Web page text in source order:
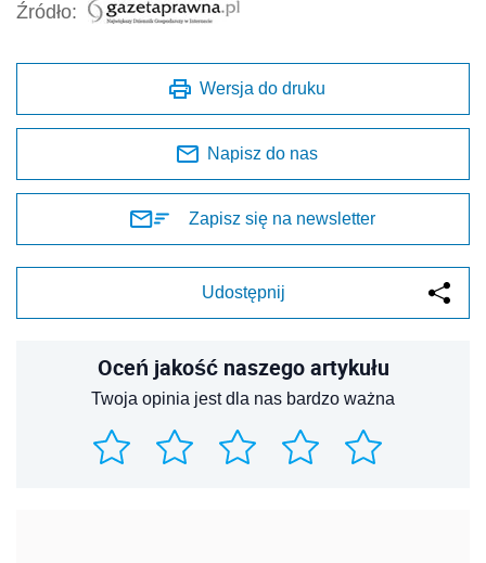
Źródło:
Wersja do druku
Napisz do nas
Zapisz się na newsletter
Udostępnij
Oceń jakość naszego artykułu
Twoja opinia jest dla nas bardzo ważna